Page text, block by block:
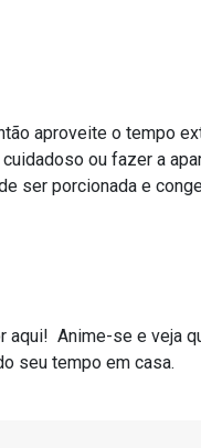
aproveite o tempo
ou fazer a
ser porcionada e
aqui! Anime-se e veja
seu tempo em casa.